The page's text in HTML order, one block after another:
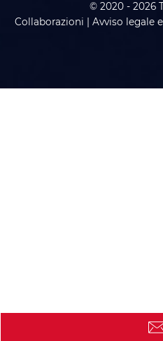
© 2020 - 2026
Collaborazioni
Avviso legale